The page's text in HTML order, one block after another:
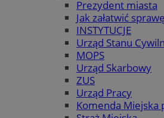
Prezydent miasta
Jak załatwić
INSTYTUCJE
Urząd Stanu
MOPS
Urząd Skarbowy
ZUS
Urząd Pracy
Komenda Miejska